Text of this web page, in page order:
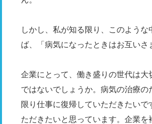
しかし、私が知る限り、このよう
ば、「病気になったときはお互い
企業にとって、働き盛りの世代は
ではないでしょうか。病気の治療
限り仕事に復帰していただきたい
ただきたいと思っています。企業